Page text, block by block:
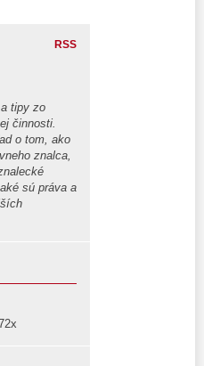
RSS
tipy zo
činnosti.
o tom, ako
znalca,
sú práva a